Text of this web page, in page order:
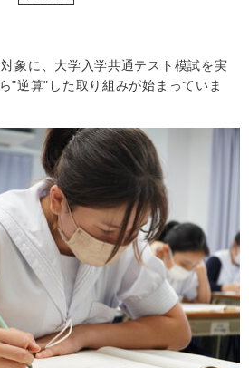
象に、大学入学共通テスト模試を実
"逆算"した取り組みが始まっていま